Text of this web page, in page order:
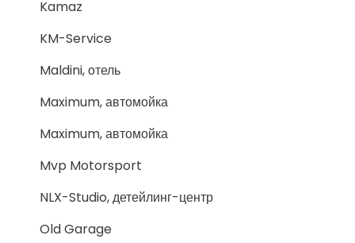
Kamaz
KM-Service
Maldini, отель
Maximum, автомойка
Maximum, автомойка
Mvp Motorsport
NLX-Studio, детейлинг-центр
Old Garage